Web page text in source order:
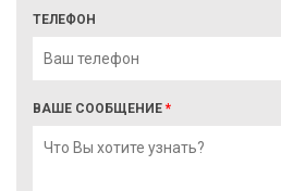
ТЕЛЕФОН
ВАШЕ СООБЩЕНИЕ *